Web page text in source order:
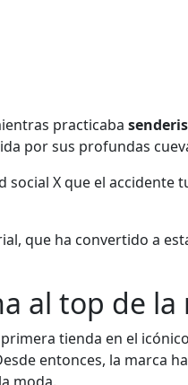
practicaba
por sus profundas
X que el accidente
que ha convertido a
al top de la
tienda en el
entonces, la marca